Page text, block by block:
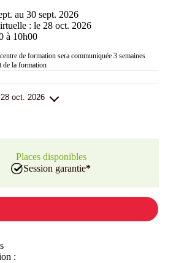
au 30 sept. 2026
: le 28 oct. 2026
à 10h00
de formation sera communiquée 3 semaines
de la formation
oct. 2026
Places disponibles
Session garantie*
: